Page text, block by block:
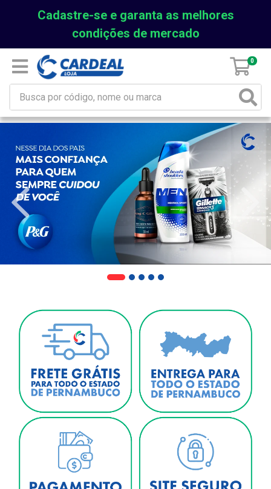
Cadastre-se e garanta as melhores
condições de mercado
0